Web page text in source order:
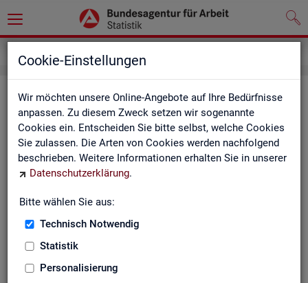
Cookie-Einstellungen
Wir möchten unsere Online-Angebote auf Ihre Bedürfnisse
anpassen. Zu diesem Zweck setzen wir sogenannte
Cookies ein. Entscheiden Sie bitte selbst, welche Cookies
Sie zulassen. Die Arten von Cookies werden nachfolgend
beschrieben. Weitere Informationen erhalten Sie in unserer
Datenschutzerklärung.
Bitte wählen Sie aus:
Technisch Notwendig
Statistik
Personalisierung
In­halts­ver­zeich­nis
Sta­tis­ti­ken
Rund­schau Ar­beits­markt
Mo­nats­be­richt
Eck­wer­te des Ar­beits­mark­tes und der Grund­si­che­
rung
Eck­wer­te Ar­beits­markt
Ar­beits­markt in Deutsch­land